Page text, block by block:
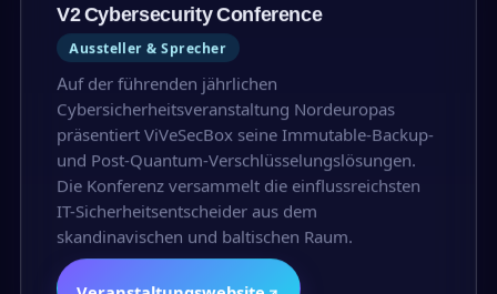
V2 Cybersecurity Conference
Aussteller & Sprecher
Auf der führenden jährlichen
Cybersicherheitsveranstaltung Nordeuropas
präsentiert ViVeSecBox seine Immutable-Backup-
und Post-Quantum-Verschlüsselungslösungen.
Die Konferenz versammelt die einflussreichsten
IT-Sicherheitsentscheider aus dem
skandinavischen und baltischen Raum.